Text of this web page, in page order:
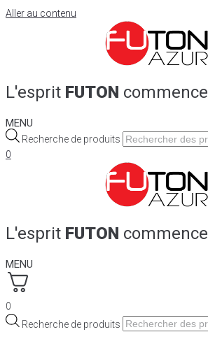
Aller au contenu
L'esprit FUTON commence
MENU
Recherche de produits
0
L'esprit FUTON commence
MENU
0
Recherche de produits